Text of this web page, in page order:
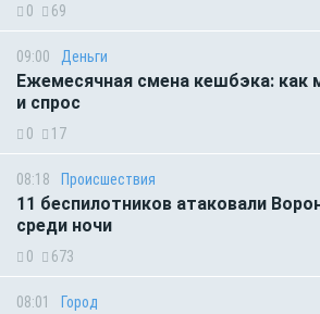
0 69
09:00 Деньги
Ежемесячная смена кешбэка: как
и спрос
0 17
08:18 Происшествия
11 беспилотников атаковали
среди ночи
0 673
08:01 Город